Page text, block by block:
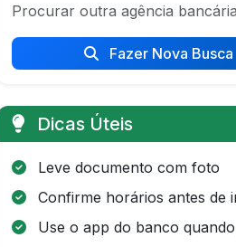
Procurar outra agência bancária
Fazer Nova Busca
Dicas Úteis
Leve documento com foto
Confirme horários antes de
Use o app do banco